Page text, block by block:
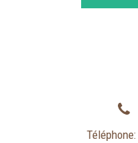
Téléphone: